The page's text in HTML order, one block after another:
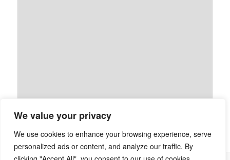
We value your privacy
We use cookies to enhance your browsing experience, serve
personalized ads or content, and analyze our traffic. By